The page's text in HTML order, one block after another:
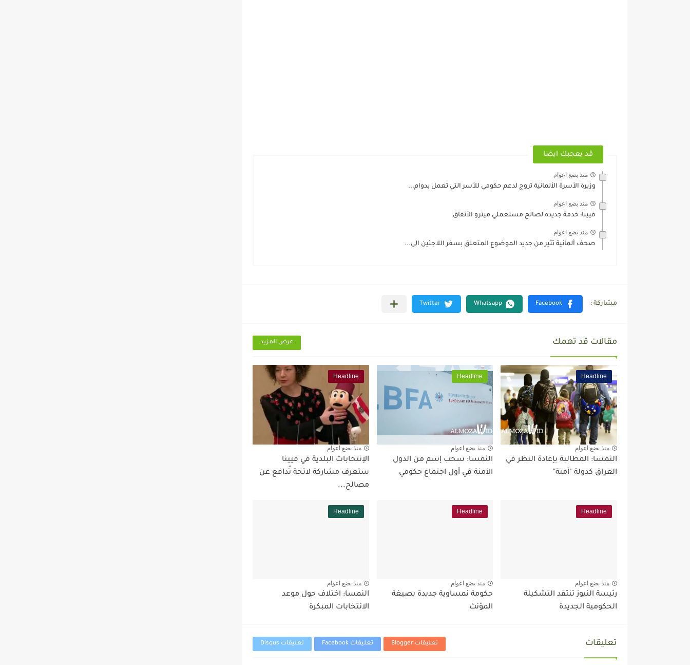
قد يعجبك ايضا
منذ بضع اعوام
وزيرة الأسرة الألمانية تروج لدعم حكومي للأسر التي تعمل بدوام...
منذ بضع اعوام
فيينا: خدمة جديدة لصالح مستعملي ميترو الأنفاق
منذ بضع اعوام
صحف ألمانية تثير من جديد الموضوع المتعلق بسفر اللاجئين الى...
مقالات قد تهمك عرض المزيد
Headline
منذ بضع اعوام
النمسا: المطالبة بإعادة النظر في
العراق كدولة "آمنة"
Headline
منذ بضع اعوام
النمسا: سحب إسم من الدول
الآمنة في أول اجتماع حكومي
Headline
منذ بضع اعوام
الإنتخابات البلدية في فيينا
ستعرف مشاركة لائحة تُدافع عن
مصالح...
Headline
منذ بضع اعوام
رئيسة النيوز تنتقد التشكيلة
الحكومية الجديدة
Headline
منذ بضع اعوام
حكومة نمساوية جديدة بصيغة
المؤنث
Headline
منذ بضع اعوام
النمسا: اختلاف حول موعد
الانتخابات المبكرة
تعليقات تعليقات Blogger تعليقات Facebook تعليقات Disqus